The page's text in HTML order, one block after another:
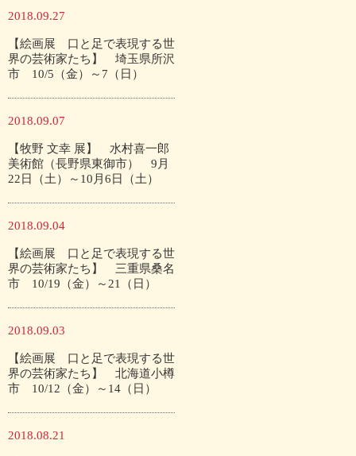
2018.09.27
【絵画展 口と足で表現する世
界の芸術家たち】 埼玉県所沢
市 10/5（金）～7（日）
2018.09.07
【牧野 文幸 展】 水村喜一郎
美術館（長野県東御市） 9月
22日（土）～10月6日（土）
2018.09.04
【絵画展 口と足で表現する世
界の芸術家たち】 三重県桑名
市 10/19（金）～21（日）
2018.09.03
【絵画展 口と足で表現する世
界の芸術家たち】 北海道小樽
市 10/12（金）～14（日）
2018.08.21